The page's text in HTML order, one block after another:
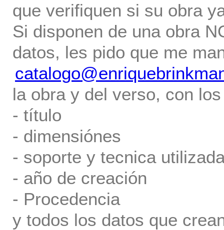
que verifiquen si su obra
Si disponen de una obra
datos, les pido que me
la obra y del verso, con
- título
- dimensiónes
- soporte y tecnica
- año de creación
- Procedencia
y todos los datos que